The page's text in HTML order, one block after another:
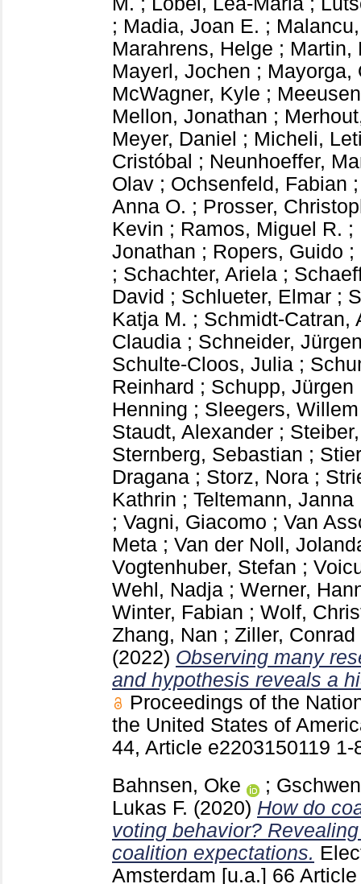
; Madia, Joan E. ;
Marahrens, Helge ; Martin,
Mayerl, Jochen ; Mayorga,
McWagner, Kyle ;
Mellon, Jonathan ;
Meyer, Daniel ; Micheli,
Cristóbal ; Neunhoeffer,
Olav ; Ochsenfeld, Fabian
Anna O. ; Prosser,
Kevin ; Ramos, Miguel R. ;
Jonathan ; Ropers, Guido ;
; Schachter, Ariela ;
David ; Schlueter, Elmar ;
Katja M. ; Schmidt-Catran,
Claudia ; Schneider,
Schulte-Cloos, Julia ;
Reinhard ; Schupp, Jürgen
Henning ; Sleegers,
Staudt, Alexander ;
Sternberg, Sebastian ;
Dragana ; Storz, Nora ;
Kathrin ; Teltemann, Janna
; Vagni, Giacomo ; Van
Meta ; Van der Noll,
Vogtenhuber, Stefan ;
Wehl, Nadja ; Werner,
Winter, Fabian ; Wolf,
Zhang, Nan ; Ziller, Conrad
(2022) Observing many
and hypothesis reveals a
Proceedings of the
the United States of
44, Article e2203150119
Bahnsen, Oke
;
Lukas F. (2020) How do
voting behavior?
coalition expectations.
Amsterdam [u.a.] 66